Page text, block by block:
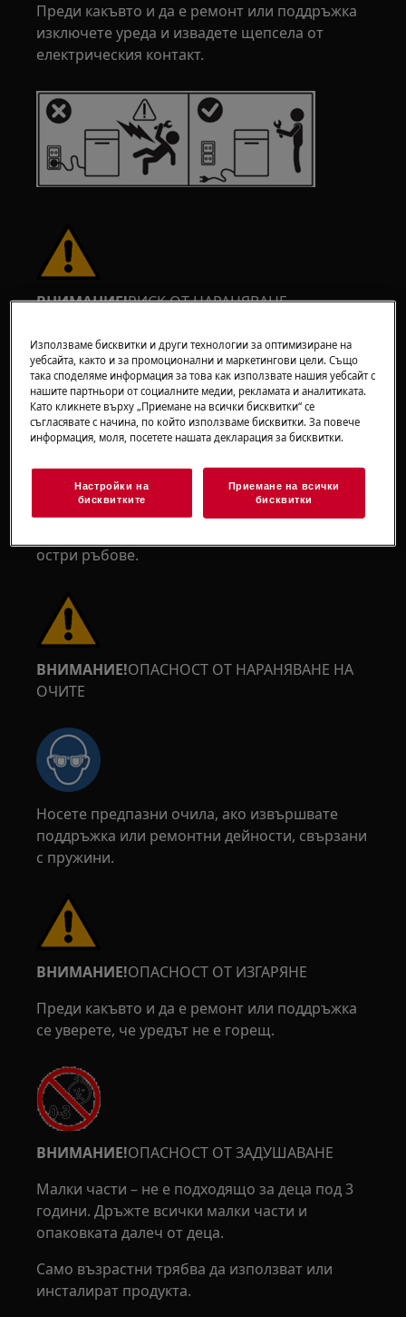
Преди какъвто и да е ремонт или поддръжка
изключете уреда и извадете щепсела от
електрическия контакт.
ВНИМАНИЕ!РИСК ОТ НАРАНЯВАНЕ
Винаги бъдете внимателни при преместване
на уреди. При тежки уреди е най-безопасно те
да се преместват от двама души. Винаги
използвайте предпазни ръкавици и защитни
обувки. Носете предпазни ръкавици по всяко
остри ръбове.
ВНИМАНИЕ!ОПАСНОСТ ОТ НАРАНЯВАНЕ НА
ОЧИТЕ
Носете предпазни очила, ако извършвате
поддръжка или ремонтни дейности, свързани
с пружини.
ВНИМАНИЕ!ОПАСНОСТ ОТ ИЗГАРЯНЕ
Преди какъвто и да е ремонт или поддръжка
се уверете, че уредът не е горещ.
ВНИМАНИЕ!ОПАСНОСТ ОТ ЗАДУШАВАНЕ
Малки части – не е подходящо за деца под 3
години. Дръжте всички малки части и
опаковката далеч от деца.
Само възрастни трябва да използват или
инсталират продукта.
Използваме бисквитки и други технологии за оптимизиране на
уебсайта, както и за промоционални и маркетингови цели. Също
така споделяме информация за това как използвате нашия уебсайт с
нашите партньори от социалните медии, рекламата и аналитиката.
Като кликнете върху „Приемане на всички бисквитки“ се
съгласявате с начина, по който използваме бисквитки. За повече
информация, моля, посетете нашата декларация за бисквитки.
Настройки на
бисквитките
Приемане на всички
бисквитки